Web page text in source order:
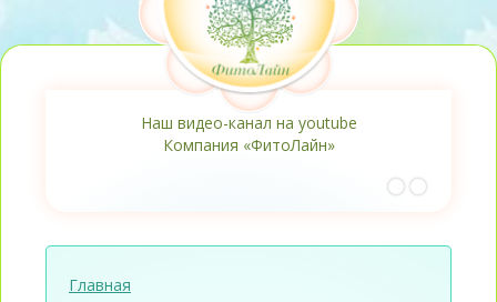
Наш видео-канал на youtube
Компания «ФитоЛайн»
Главная